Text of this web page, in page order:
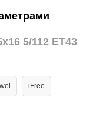
5/112 ET43
iFree